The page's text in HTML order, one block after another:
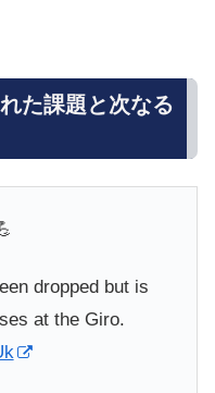
た課題と次なる
dropped but is
at the Giro.